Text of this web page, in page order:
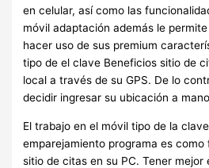
en celular, así como las
móvil adaptación además le
hacer uso de sus premium
tipo de el clave Beneficios sitio de
local a través de su GPS. De lo
decidir ingresar su ubicación a
El trabajo en el móvil tipo de la
emparejamiento programa es
sitio de citas en su PC. Tener